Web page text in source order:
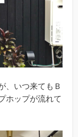
、いつ来てもＢ
ホップが流れて